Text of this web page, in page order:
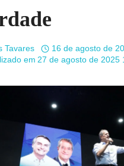
Tavares
16 de agosto de
em 27 de agosto de 2025